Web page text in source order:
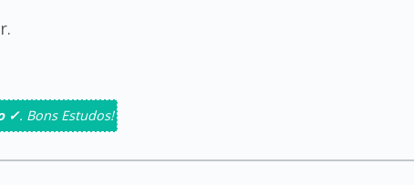
✓. Bons Estudos!